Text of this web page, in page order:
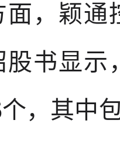
，颖通
书显示
，其中